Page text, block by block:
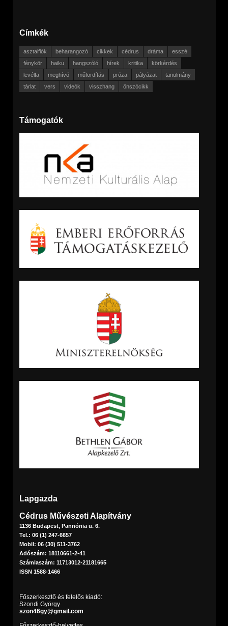
Címkék
asztalfiók beharangozó cikkek cédrus dráma
esszé
fénykör
haiku hangszóló hírek kritika
körkérdés
levélfa
meghívó műfordítás próza pályázat
tanulmány
tárlat
vers videók visszhang önszócikk
Támogatók
Lapgazda
Cédrus Művészeti Alapítvány
1136 Budapest, Pannónia u. 6.
Tel.: 06 (1) 247-6657
Mobil: 06 (30) 511-3762
Adószám: 18110661-2-41
Számlaszám: 11713012-21181665
ISSN 1588-1466
Főszerkesztő és felelős kiadó:
Szondi György
szon46gy@gmail.com